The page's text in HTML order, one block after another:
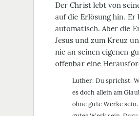
Der Christ lebt von
auf die Erlösung hin.
automatisch. Aber die
Jesus und zum Kreuz
nie an seinen eigenen
offenbar eine
Luther: Du sprichst:
es doch allein am
ohne gute Werke